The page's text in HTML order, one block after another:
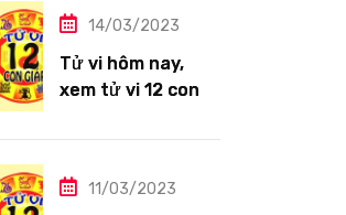
tươi sáng
14/03/2023
Tử vi hôm nay,
xem tử vi 12 con
13/3/2023: Tuổi
siêng năng
11/03/2023